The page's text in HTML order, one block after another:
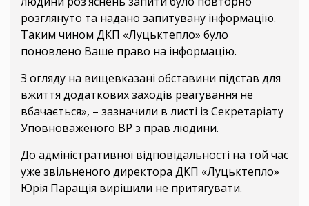
розглянуто та надано запитувану інформацію.
Таким чином ДКП «Луцьктепло» було
поновлено Ваше право на інформацію.
З огляду на вищевказані обставини підстав для
вжиття додаткових заходів реагування не
вбачається», – зазначили в листі із Секретаріату
Уповноваженого ВР з прав людини.
До адміністративної відповідальності на той час
уже звільненого директора ДКП «Луцьктепло»
Юрія Паращія вирішили не притягувати.